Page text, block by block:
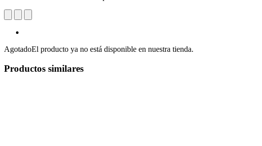
AgotadoEl producto ya no está disponible en nuestra tienda.
Productos similares